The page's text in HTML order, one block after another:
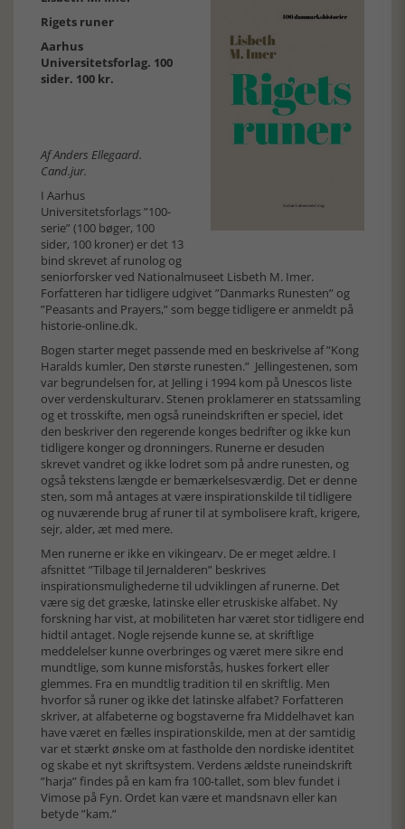
Rigets runer
Aarhus
Universitetsforlag. 100
sider. 100 kr.
Af Anders Ellegaard.
Cand.jur.
I Aarhus
Universitetsforlags ”100-
serie” (100 bøger, 100
sider, 100 kroner) er det 13
bind skrevet af runolog og
seniorforsker ved Nationalmuseet Lisbeth M. Imer.
Forfatteren har tidligere udgivet ”Danmarks Runesten” og
”Peasants and Prayers,” som begge tidligere er anmeldt på
historie-online.dk.
Bogen starter meget passende med en beskrivelse af ”Kong
Haralds kumler, Den største runesten.” Jellingestenen, som
var begrundelsen for, at Jelling i 1994 kom på Unescos liste
over verdenskulturarv. Stenen proklamerer en statssamling
og et trosskifte, men også runeindskriften er speciel, idet
den beskriver den regerende konges bedrifter og ikke kun
tidligere konger og dronningers. Runerne er desuden
skrevet vandret og ikke lodret som på andre runesten, og
også tekstens længde er bemærkelsesværdig. Det er denne
sten, som må antages at være inspirationskilde til tidligere
og nuværende brug af runer til at symbolisere kraft, krigere,
sejr, alder, æt med mere.
Men runerne er ikke en vikingearv. De er meget ældre. I
afsnittet ”Tilbage til Jernalderen” beskrives
inspirationsmulighederne til udviklingen af runerne. Det
være sig det græske, latinske eller etruskiske alfabet. Ny
forskning har vist, at mobiliteten har været stor tidligere end
hidtil antaget. Nogle rejsende kunne se, at skriftlige
meddelelser kunne overbringes og været mere sikre end
mundtlige, som kunne misforstås, huskes forkert eller
glemmes. Fra en mundtlig tradition til en skriftlig. Men
hvorfor så runer og ikke det latinske alfabet? Forfatteren
skriver, at alfabeterne og bogstaverne fra Middelhavet kan
have været en fælles inspirationskilde, men at der samtidig
var et stærkt ønske om at fastholde den nordiske identitet
og skabe et nyt skriftsystem. Verdens ældste runeindskrift
”harja” findes på en kam fra 100-tallet, som blev fundet i
Vimose på Fyn. Ordet kan være et mandsnavn eller kan
betyde ”kam.”